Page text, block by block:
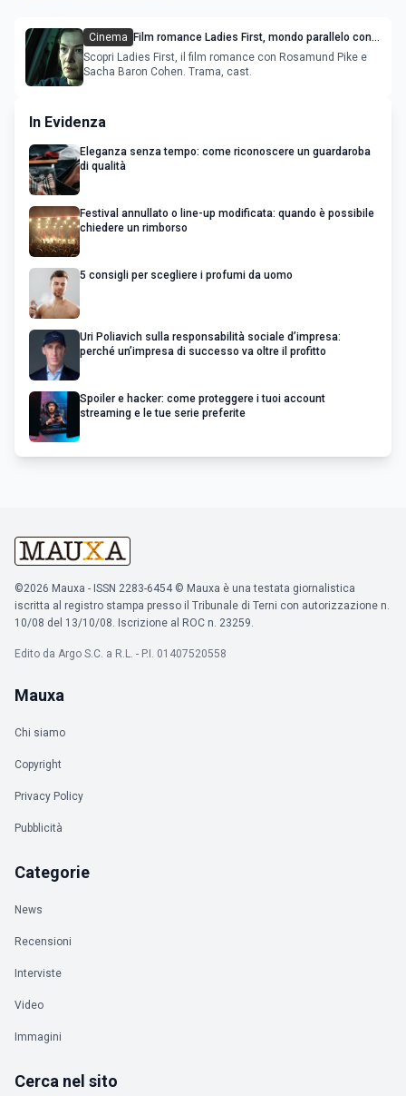
Cinema
Film romance Ladies First, mondo parallelo con
Rosamund Pike e Sacha Baron Cohen
Scopri Ladies First, il film romance con Rosamund Pike e
Sacha Baron Cohen. Trama, cast.
In Evidenza
Eleganza senza tempo: come riconoscere un guardaroba
di qualità
Festival annullato o line-up modificata: quando è possibile
chiedere un rimborso
5 consigli per scegliere i profumi da uomo
Uri Poliavich sulla responsabilità sociale d’impresa:
perché un’impresa di successo va oltre il profitto
Spoiler e hacker: come proteggere i tuoi account
streaming e le tue serie preferite
©2026 Mauxa - ISSN 2283-6454 © Mauxa è una testata giornalistica
iscritta al registro stampa presso il Tribunale di Terni con autorizzazione n.
10/08 del 13/10/08. Iscrizione al ROC n. 23259.
Edito da Argo S.C. a R.L. - P.I. 01407520558
Mauxa
Chi siamo
Copyright
Privacy Policy
Pubblicità
Categorie
News
Recensioni
Interviste
Video
Immagini
Cerca nel sito